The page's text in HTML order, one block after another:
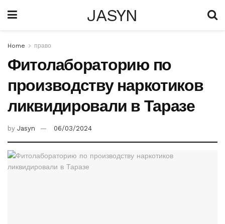
JASYN
Home право
Фитолабораторию по
производству наркотиков
ликвидировали в Таразе
by Jasyn 06/03/2024